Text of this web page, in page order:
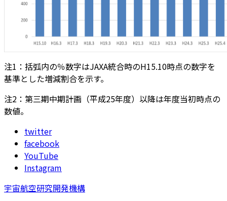
注1：括弧内の％数字はJAXA統合時のH15.10時点の数字を
基準とした増減割合を示す。
注2：第三期中期計画（平成25年度）以降は年度当初時点の
数値。
twitter
facebook
YouTube
Instagram
宇宙航空研究開発機構